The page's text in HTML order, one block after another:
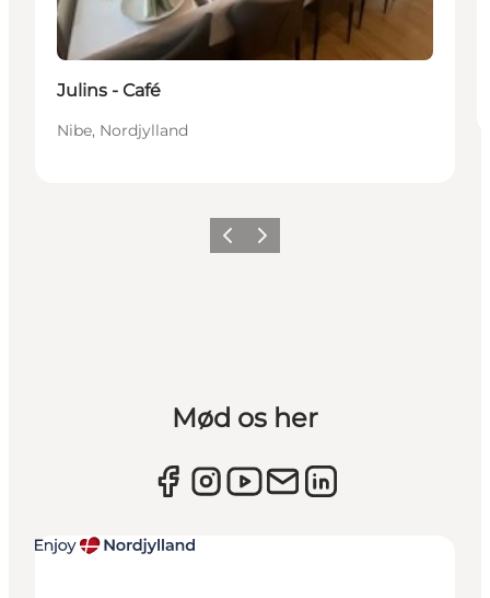
Julins - Café
Nibe, Nordjylland
ForrigeNæste
Mød os her